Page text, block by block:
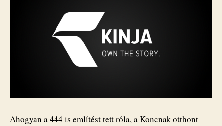
Ahogyan a 444 is említést tett róla, a Koncnak otthont